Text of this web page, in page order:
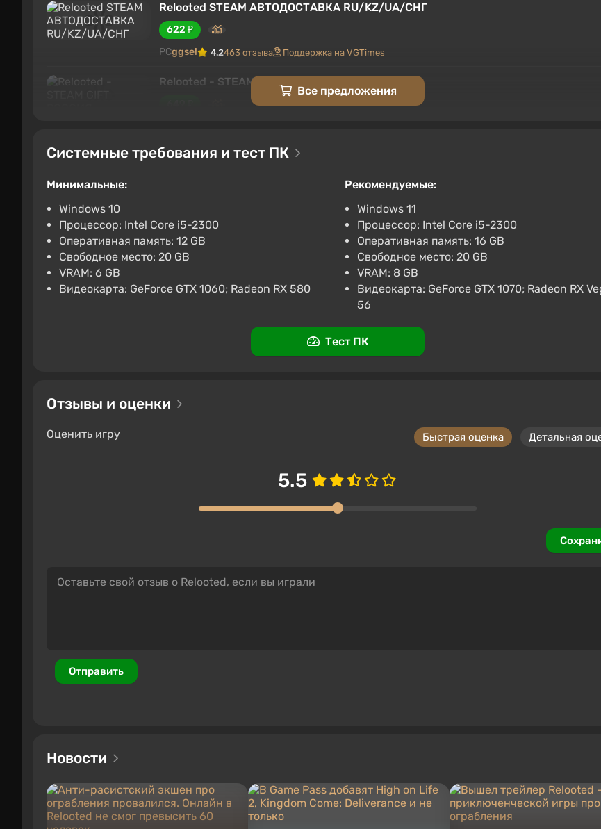
Relooted STEAM АВТОДОСТАВКА RU/KZ/UA/СНГ
622 ₽
PCggsel 4.2463 отзыва Поддержка на VGTimes
Relooted - STEAM GIFT РОССИЯ
Relooted
Все предложения
Системные требования и тест ПК
Минимальные:
Windows 10
Процессор: Intel Core i5-2300
Оперативная память: 12 GB
Свободное место: 20 GB
VRAM: 6 GB
Видеокарта: GeForce GTX 1060; Radeon RX 580
Рекомендуемые:
Windows 11
Процессор: Intel Core i5-2300
Оперативная память: 16 GB
Свободное место: 20 GB
VRAM: 8 GB
Видеокарта: GeForce GTX 1070; Radeon RX
56
Тест ПК
Отзывы и оценки
Оценить игру Быстрая оценка Детальная
5.5
Отправить
Новости